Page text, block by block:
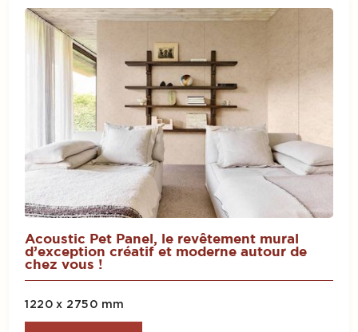
Acoustic Pet Panel, le revêtement mural
d’exception créatif et moderne autour de
chez vous !
1220 x 2750 mm